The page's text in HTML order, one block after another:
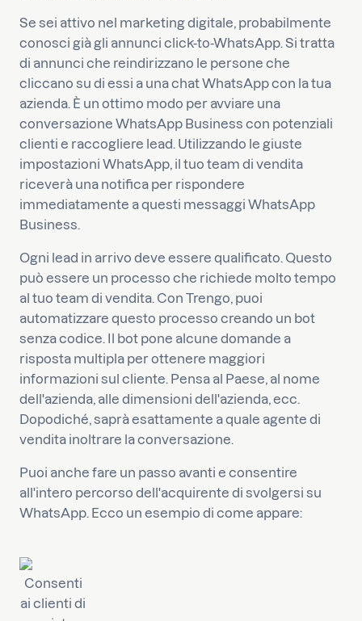
Se sei attivo nel marketing digitale, probabilmente
conosci già gli annunci click-to-WhatsApp. Si tratta
di annunci che reindirizzano le persone che
cliccano su di essi a una chat WhatsApp con la tua
azienda. È un ottimo modo per avviare una
conversazione WhatsApp Business con potenziali
clienti e raccogliere lead. Utilizzando le giuste
impostazioni WhatsApp, il tuo team di vendita
riceverà una notifica per rispondere
immediatamente a questi messaggi WhatsApp
Business.
Ogni lead in arrivo deve essere qualificato. Questo
può essere un processo che richiede molto tempo
al tuo team di vendita. Con Trengo, puoi
automatizzare questo processo creando un bot
senza codice. Il bot pone alcune domande a
risposta multipla per ottenere maggiori
informazioni sul cliente. Pensa al Paese, al nome
dell'azienda, alle dimensioni dell'azienda, ecc.
Dopodiché, saprà esattamente a quale agente di
vendita inoltrare la conversazione.
Puoi anche fare un passo avanti e consentire
all'intero percorso dell'acquirente di svolgersi su
WhatsApp. Ecco un esempio di come appare:
Consenti
ai clienti di